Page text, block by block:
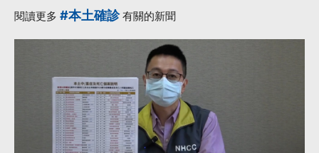
閱讀更多 #本土確診有關的新聞